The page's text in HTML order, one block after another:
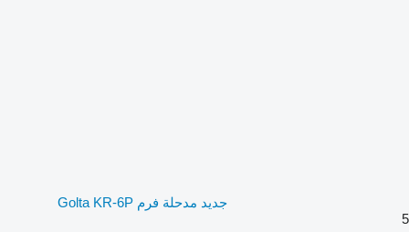
جديد مدحلة فرم Golta KR-6P
5